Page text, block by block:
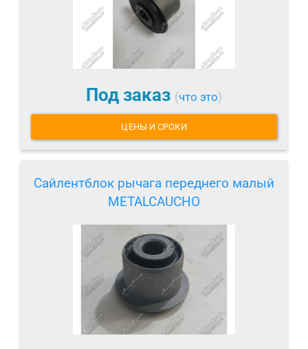
Под заказ (что это)
ЦЕНЫ И СРОКИ
Сайлентблок рычага переднего малый
METALCAUCHO